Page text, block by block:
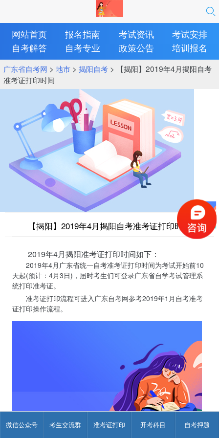
微信公众号 考生交流群 准考证打印 开考科目 自考押题
网站首页 报名指南 考试资讯
考试安排
自考解答
自考专业 政策公告 培训报名
广东省自考网 > 地市> 揭阳自考> 【揭阳】2019年4月揭阳自考
准考证打印时间
【揭阳】2019年4月揭阳自考准考证打印时间
2019年4月揭阳准考证打印时间如下：
2019年4月广东省统一自考准考证打印时间为考试开始前10
天起(预计：4月3日)，届时考生们可登录广东省自学考试管理系
统打印准考证。
准考证打印流程可进入广东自考网参考2019年1月自考准考
证打印操作流程。